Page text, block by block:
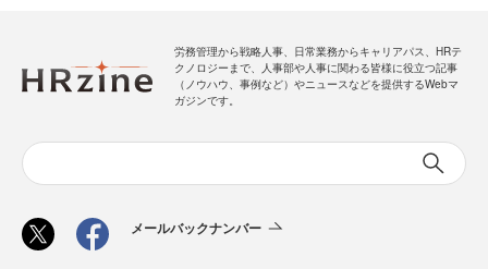
労務管理から戦略人事、日常業務からキャリアパス、HRテ
クノロジーまで、人事部や人事に関わる皆様に役立つ記事
（ノウハウ、事例など）やニュースなどを提供するWebマ
ガジンです。
メールバックナンバー